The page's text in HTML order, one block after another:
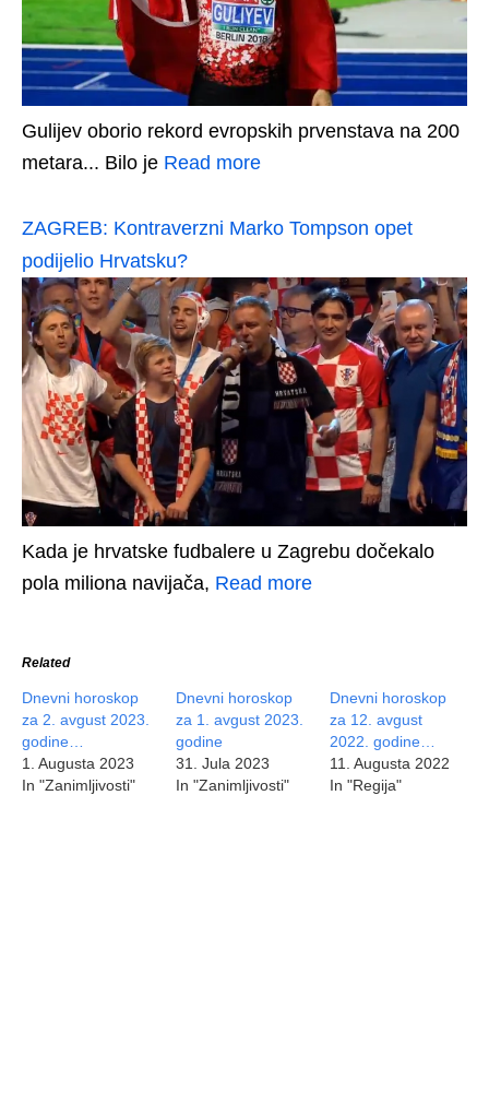
Gulijev oborio rekord evropskih prvenstava na 200
metara... Bilo je Read more
ZAGREB: Kontraverzni Marko Tompson opet
podijelio Hrvatsku?
Kada je hrvatske fudbalere u Zagrebu dočekalo
pola miliona navijača, Read more
Related
Dnevni horoskop
za 2. avgust 2023.
godine…
1. Augusta 2023
In "Zanimljivosti"
Dnevni horoskop
za 1. avgust 2023.
godine
31. Jula 2023
In "Zanimljivosti"
Dnevni horoskop
za 12. avgust
2022. godine…
11. Augusta 2022
In "Regija"